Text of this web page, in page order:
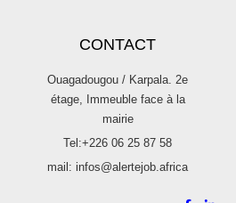
CONTACT
Ouagadougou / Karpala. 2e
étage, Immeuble face à la
mairie
Tel:+226 06 25 87 58
mail: infos@alertejob.africa